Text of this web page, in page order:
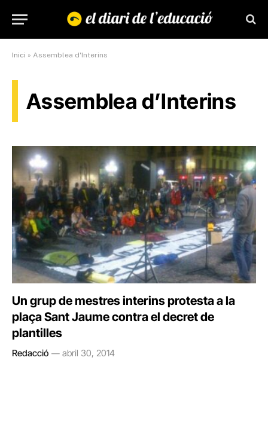
Inici » Assemblea d'Interins
Assemblea d’Interins
Un grup de mestres interins protesta a la
plaça Sant Jaume contra el decret de
plantilles
Redacció abril 30, 2014